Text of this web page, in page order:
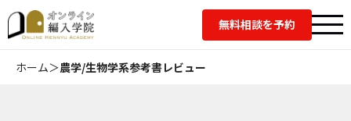
無料相談を予約
ホーム＞農学/生物学系参考書レビュー